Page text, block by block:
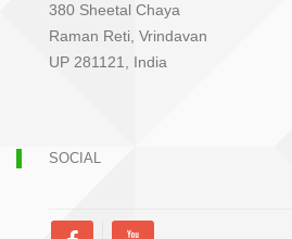
380 Sheetal Chaya
Raman Reti, Vrindavan
UP 281121, India
SOCIAL